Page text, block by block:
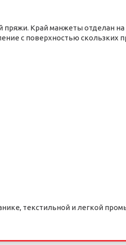
пряжи. Край манжеты отделан
с поверхностью скользких
текстильной и легкой